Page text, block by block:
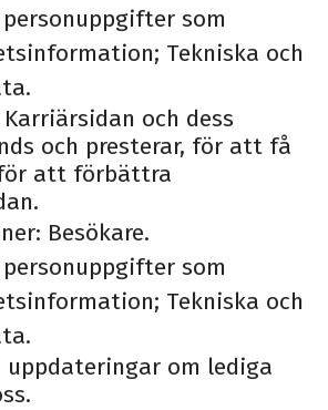
som
Tekniska och
och dess
och presterar, för att få
att förbättra
Besökare.
som
Tekniska och
uppdateringar om lediga